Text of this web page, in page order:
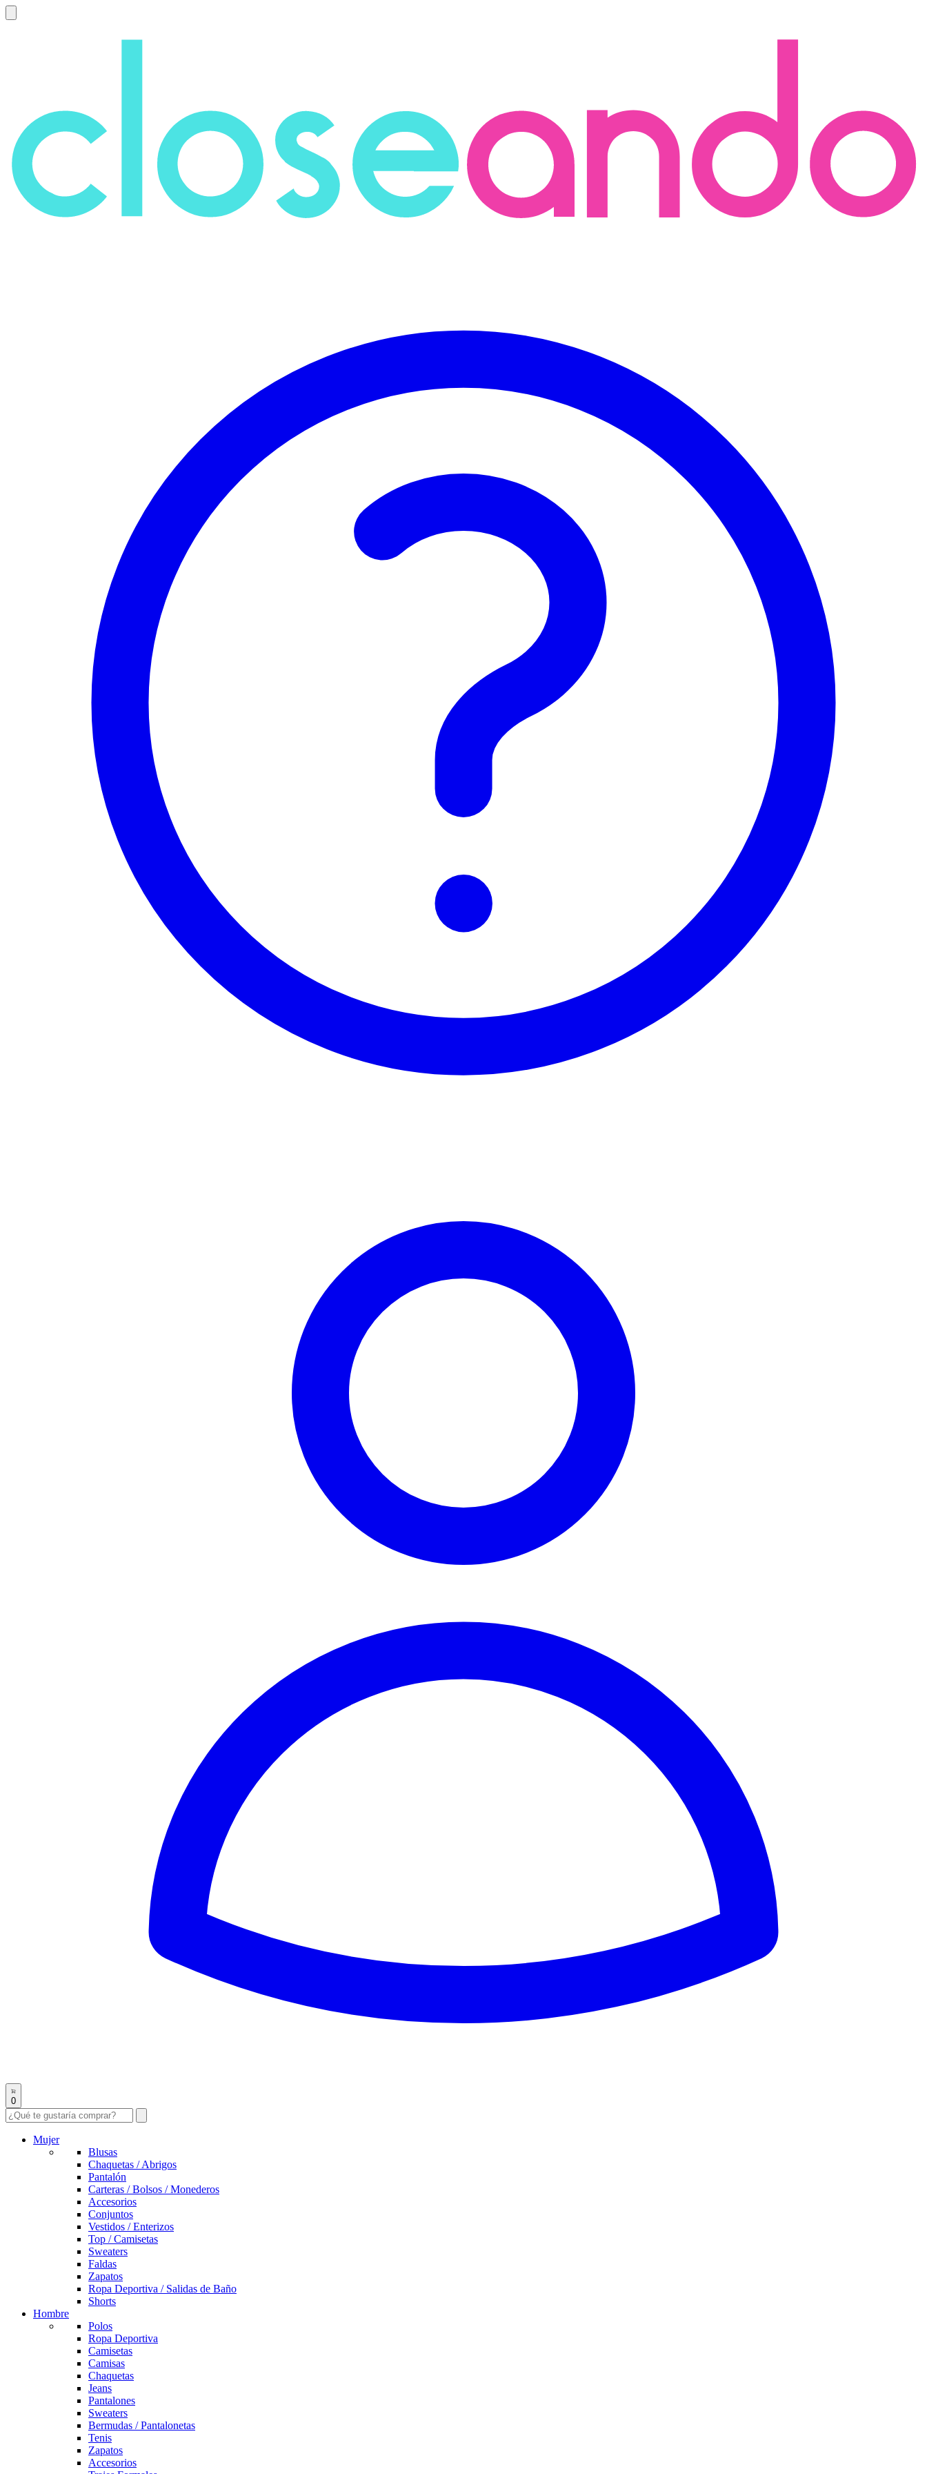
0
Mujer
Blusas
Chaquetas / Abrigos
Pantalón
Carteras / Bolsos / Monederos
Accesorios
Conjuntos
Vestidos / Enterizos
Top / Camisetas
Sweaters
Faldas
Zapatos
Ropa Deportiva / Salidas de Baño
Shorts
Hombre
Polos
Ropa Deportiva
Camisetas
Camisas
Chaquetas
Jeans
Pantalones
Sweaters
Bermudas / Pantalonetas
Tenis
Zapatos
Accesorios